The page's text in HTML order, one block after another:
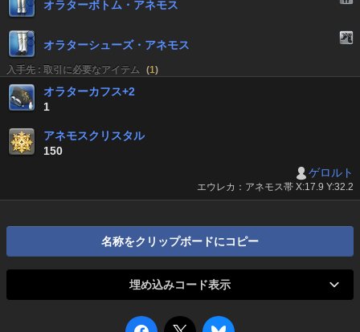
オラターボトム・アネモス
オラターシューズ・アネモス
入手先 : 取引に必要なアイテム (1)
オラターカフス+2
1
アネモスクリスタル
150
ゲロルト
エウレカ：アネモス帯 X:17.9 Y:32.2
名称をクリップボードにコピー
埋め込みコード表示